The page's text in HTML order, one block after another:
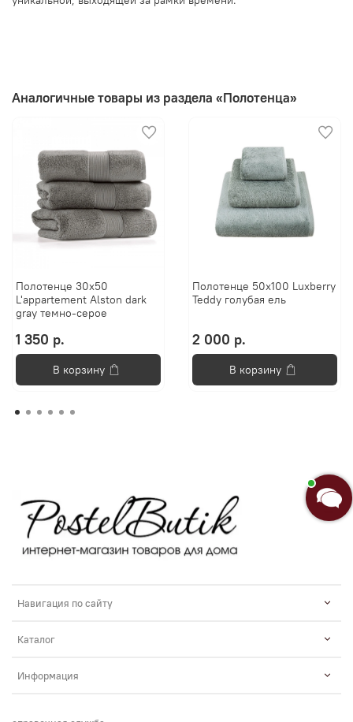
Аналогичные товары из раздела «Полотенца»
Полотенце 30х50
L'appartement Alston dark
gray темно-серое
1 350 р.
В корзину
Полотенце 50х100 Luxberry
Teddy голубая ель
2 000 р.
В корзину
Навигация по сайту
Каталог
Информация